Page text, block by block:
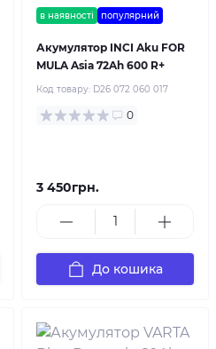
в наявності популярний
Акумулятор INCI Aku FOR
MULA Asia 72Ah 600 R+
Код товару: D26 072 060 017
0
3 450грн.
До кошика